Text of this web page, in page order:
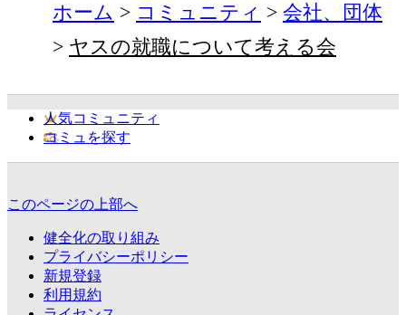
ホーム コミュニティ
会社、団体
ヤスの就職について考える会
人気コミュニティ
コミュを探す
このページの上部へ
健全化の取り組み
プライバシーポリシー
新規登録
利用規約